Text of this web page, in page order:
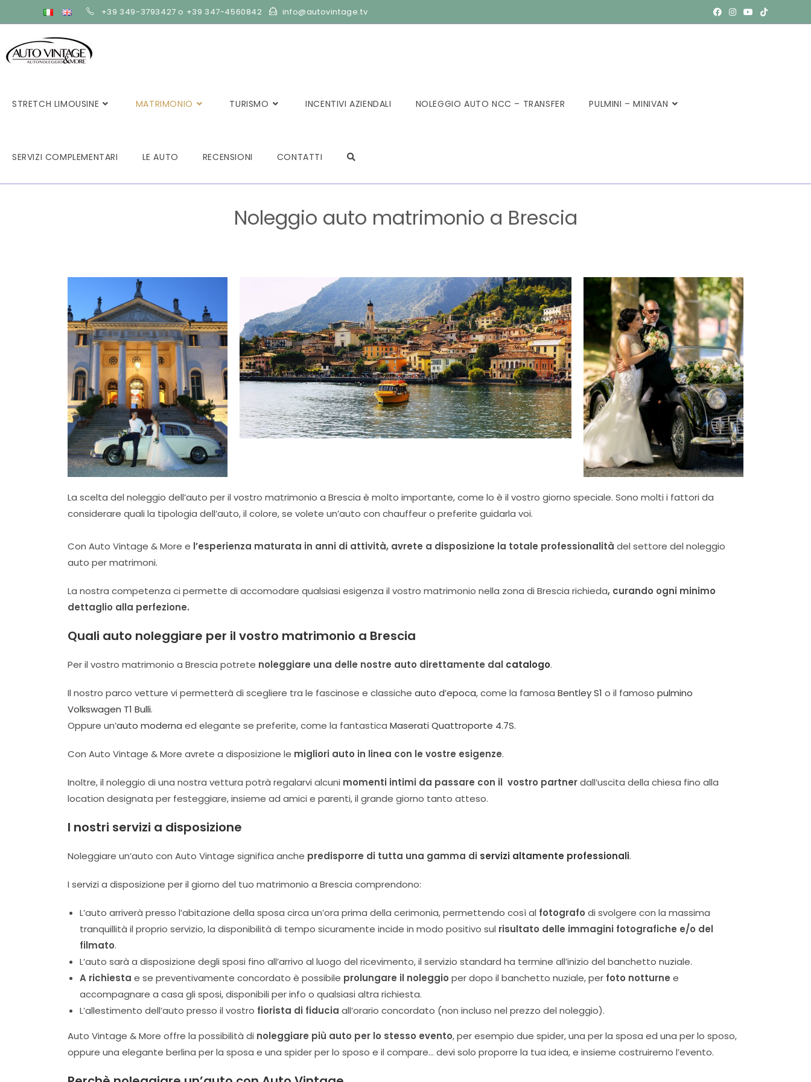
+39 349-3793427 o +39 347-4560842 info@autovintage.tv
STRETCH LIMOUSINE MATRIMONIO TURISMO INCENTIVI AZIENDALI NOLEGGIO AUTO NCC – TRANSFER PULMINI – MINIVAN
SERVIZI COMPLEMENTARI LE AUTO RECENSIONI CONTATTI
Noleggio auto matrimonio a Brescia
La scelta del noleggio dell’auto per il vostro matrimonio a Brescia è molto importante, come lo è il vostro giorno speciale. Sono molti i fattori da
considerare quali la tipologia dell’auto, il colore, se volete un’auto con chauffeur o preferite guidarla voi.
Con Auto Vintage & More e l’esperienza maturata in anni di attività, avrete a disposizione la totale professionalità del settore del noleggio
auto per matrimoni.
La nostra competenza ci permette di accomodare qualsiasi esigenza il vostro matrimonio nella zona di Brescia richieda, curando ogni minimo
dettaglio alla perfezione.
Quali auto noleggiare per il vostro matrimonio a Brescia
Per il vostro matrimonio a Brescia potrete noleggiare una delle nostre auto direttamente dal catalogo.
Il nostro parco vetture vi permetterà di scegliere tra le fascinose e classiche auto d’epoca, come la famosa Bentley S1 o il famoso pulmino
Volkswagen T1 Bulli.
Oppure un’auto moderna ed elegante se preferite, come la fantastica Maserati Quattroporte 4.7S.
Con Auto Vintage & More avrete a disposizione le migliori auto in linea con le vostre esigenze.
Inoltre, il noleggio di una nostra vettura potrà regalarvi alcuni momenti intimi da passare con il vostro partnerdall’uscita della chiesa fino alla
location designata per festeggiare, insieme ad amici e parenti, il grande giorno tanto atteso.
I nostri servizi a disposizione
Noleggiare un’auto con Auto Vintage significa anche predisporre di tutta una gamma di servizi altamente professionali.
I servizi a disposizione per il giorno del tuo matrimonio a Brescia comprendono:
L’auto arriverà presso l’abitazione della sposa circa un’ora prima della cerimonia, permettendo così al fotografo di svolgere con la massima
tranquillità il proprio servizio, la disponibilità di tempo sicuramente incide in modo positivo sul risultato delle immagini fotografiche e/o del
filmato.
L’auto sarà a disposizione degli sposi fino all’arrivo al luogo del ricevimento, il servizio standard ha termine all’inizio del banchetto nuziale.
A richiesta e se preventivamente concordato è possibile prolungare il noleggio per dopo il banchetto nuziale, per foto notturne e
accompagnare a casa gli sposi, disponibili per info o qualsiasi altra richiesta.
L’allestimento dell’auto presso il vostro fiorista di fiducia all’orario concordato (non incluso nel prezzo del noleggio).
Auto Vintage & More offre la possibilità di noleggiare più auto per lo stesso evento, per esempio due spider, una per la sposa ed una per lo sposo,
oppure una elegante berlina per la sposa e una spider per lo sposo e il compare… devi solo proporre la tua idea, e insieme costruiremo l’evento.